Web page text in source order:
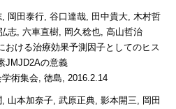
岡田泰行, 谷口達哉, 田中貴大, 木村哲
志, 六車直樹, 岡久稔也, 高山哲治
おける治療効果予測因子としてのヒス
JMJD2Aの意義
術集会, 徳島, 2016.2.14
本加奈子, 武原正典, 影本開三, 岡田